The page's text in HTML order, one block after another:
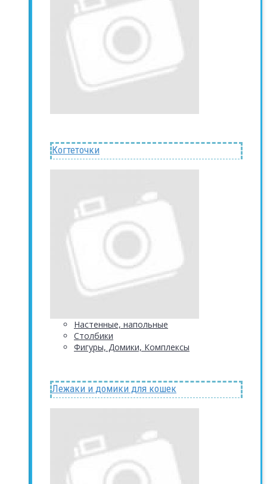
Когтеточки
Настенные, напольные
Столбики
Фигуры, Домики, Комплексы
Лежаки и домики для кошек